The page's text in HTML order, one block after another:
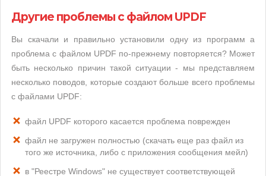
Другие проблемы с файлом UPDF
Вы скачали и правильно установили одну из программ а
проблема с файлом UPDF по-прежнему повторяется? Может
быть несколько причин такой ситуации - мы представляем
несколько поводов, которые создают больше всего проблемы
с файлами UPDF:
файл UPDF которого касается проблема поврежден
файл не загружен полностью (скачать еще раз файл из
того же источника, либо с приложения сообщения мейл)
в "Реестре Windows" не существует соответствующей